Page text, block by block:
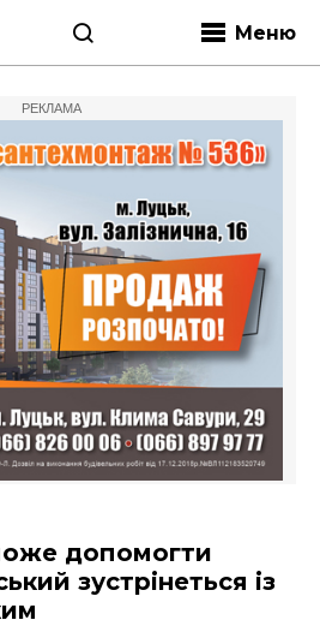
Меню
РЕКЛАМА
допомогти
зустрінеться із